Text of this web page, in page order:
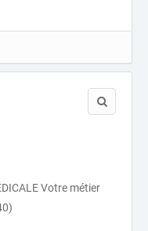
Votre métier